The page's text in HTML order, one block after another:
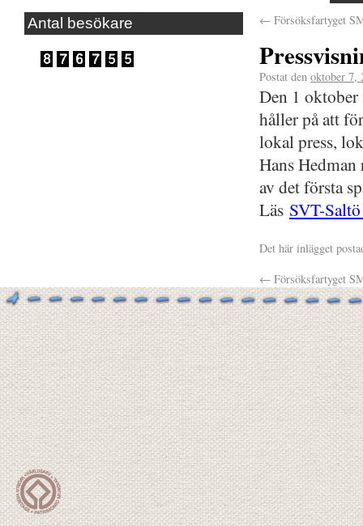
Antal besökare ← Försöksfartyget
Postat den oktober 7,
Den 1 oktober
håller på att
lokal press,
Hans
av det första
Läs SVT-
Det här inlägget
← Försöksfartyget